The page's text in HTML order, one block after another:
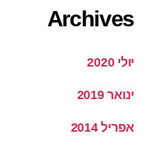
Archives
יולי 2020
ינואר 2019
אפריל 2014